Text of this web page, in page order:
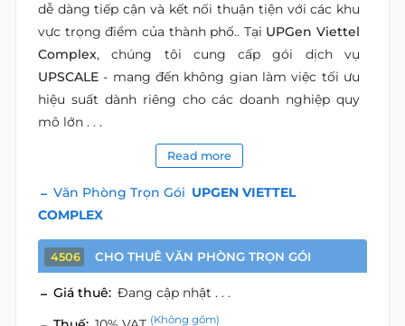
dễ dàng tiếp cận và kết nối thuận tiện với các khu
vực trọng điểm của thành phố.. Tại UPGen Viettel
Complex, chúng tôi cung cấp gói dịch vụ
UPSCALE - mang đến không gian làm việc tối ưu
hiệu suất dành riêng cho các doanh nghiệp quy
mô lớn . . .
Read more
Văn Phòng Trọn Gói UPGEN VIETTEL
COMPLEX
4506 CHO THUÊ VĂN PHÒNG TRỌN GÓI
Giá thuê: Đang cập nhật . . .
(Không gồm)